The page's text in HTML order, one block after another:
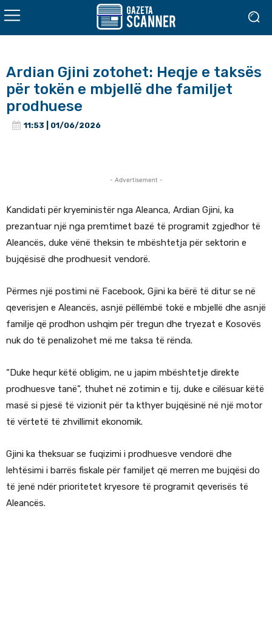
Ardian Gjini zotohet: Heqje e taksës
për tokën e mbjellë dhe familjet
prodhuese
11:53 | 01/06/2026
- Advertisement -
Kandidati për kryeministër nga Aleanca, Ardian Gjini, ka
prezantuar një nga premtimet bazë të programit zgjedhor të
Aleancës, duke vënë theksin te mbështetja për sektorin e
bujqësisë dhe prodhuesit vendorë.
Përmes një postimi në Facebook, Gjini ka bërë të ditur se në
qeverisjen e Aleancës, asnjë pëllëmbë tokë e mbjellë dhe asnjë
familje që prodhon ushqim për tregun dhe tryezat e Kosovës
nuk do të penalizohet më me taksa të rënda.
“Duke hequr këtë obligim, ne u japim mbështetje direkte
prodhuesve tanë”, thuhet në zotimin e tij, duke e cilësuar këtë
masë si pjesë të vizionit për ta kthyer bujqësinë në një motor
të vërtetë të zhvillimit ekonomik.
Gjini ka theksuar se fuqizimi i prodhuesve vendorë dhe
lehtësimi i barrës fiskale për familjet që merren me bujqësi do
të jenë ndër prioritetet kryesore të programit qeverisës të
Aleancës.